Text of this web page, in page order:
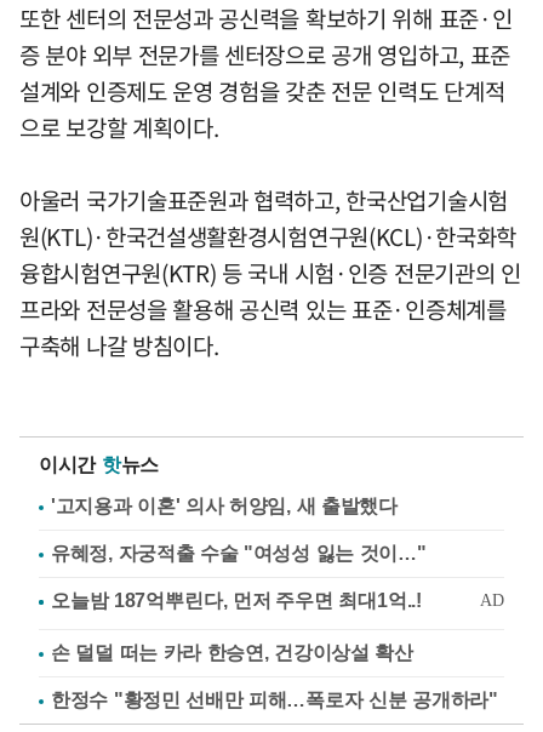
또한 센터의 전문성과 공신력을 확보하기 위해 표준·인
증 분야 외부 전문가를 센터장으로 공개 영입하고, 표준
설계와 인증제도 운영 경험을 갖춘 전문 인력도 단계적
으로 보강할 계획이다.
아울러 국가기술표준원과 협력하고, 한국산업기술시험
원(KTL)·한국건설생활환경시험연구원(KCL)·한국화학
융합시험연구원(KTR) 등 국내 시험·인증 전문기관의 인
프라와 전문성을 활용해 공신력 있는 표준·인증체계를
구축해 나갈 방침이다.
이시간 핫뉴스
'고지용과 이혼' 의사 허양임, 새 출발했다
유혜정, 자궁적출 수술 "여성성 잃는 것이…"
손 덜덜 떠는 카라 한승연, 건강이상설 확산
한정수 "황정민 선배만 피해…폭로자 신분 공개하라"